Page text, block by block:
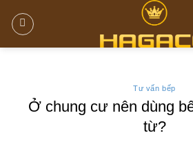
Tư vấn bếp
Ở chung cư nên dùng
từ?